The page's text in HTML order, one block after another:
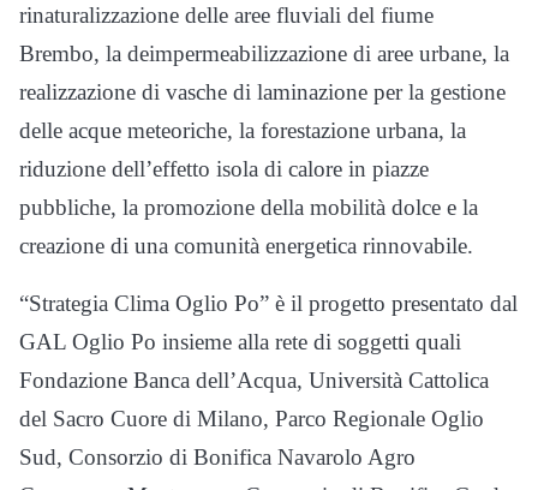
rinaturalizzazione delle aree fluviali del fiume
Brembo, la deimpermeabilizzazione di aree urbane, la
realizzazione di vasche di laminazione per la gestione
delle acque meteoriche, la forestazione urbana, la
riduzione dell’effetto isola di calore in piazze
pubbliche, la promozione della mobilità dolce e la
creazione di una comunità energetica rinnovabile.
“Strategia Clima Oglio Po” è il progetto presentato dal
GAL Oglio Po insieme alla rete di soggetti quali
Fondazione Banca dell’Acqua, Università Cattolica
del Sacro Cuore di Milano, Parco Regionale Oglio
Sud, Consorzio di Bonifica Navarolo Agro